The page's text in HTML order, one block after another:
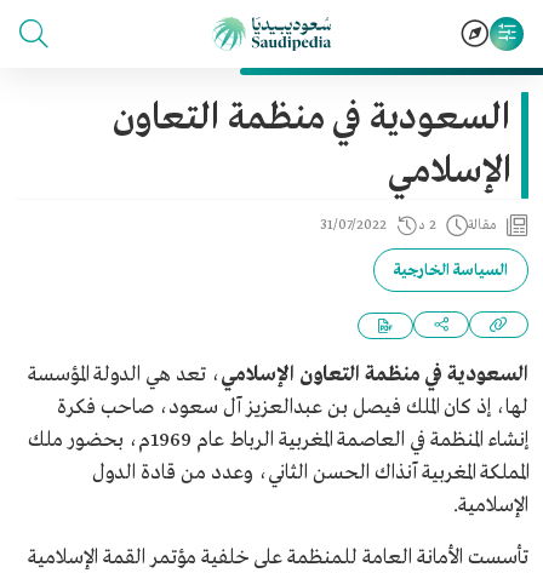
السعودية في منظمة التعاون
الإسلامي
مقالة 2 د 31/07/2022
السياسة الخارجية
السعودية في منظمة التعاون الإسلامي، تعد هي الدولة المؤسسة
لها، إذ كان الملك فيصل بن عبدالعزيز آل سعود، صاحب فكرة
إنشاء المنظمة في العاصمة المغربية الرباط عام 1969م، بحضور ملك
المملكة المغربية آنذاك الحسن الثاني، وعدد من قادة الدول
الإسلامية.
تأسست الأمانة العامة للمنظمة على خلفية مؤتمر القمة الإسلامية